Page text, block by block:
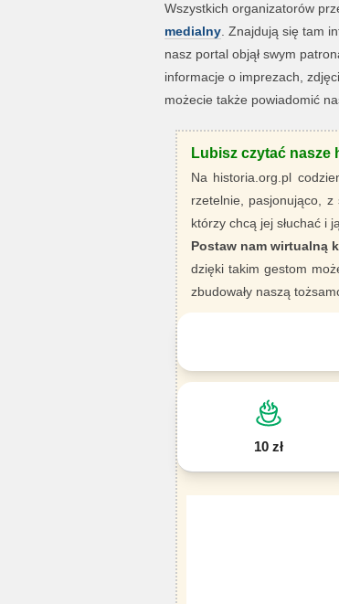
Wszystkich organizatorów
medialny. Znajdują się tam
nasz portal objął swym
informacje o imprezach,
możecie także powiadomić
Lubisz czytać nasze
Na historia.org.pl
rzetelnie, pasjonująco,
którzy chcą jej słuchać i
Postaw nam wirtualną
dzięki takim gestom
zbudowały naszą
10 zł